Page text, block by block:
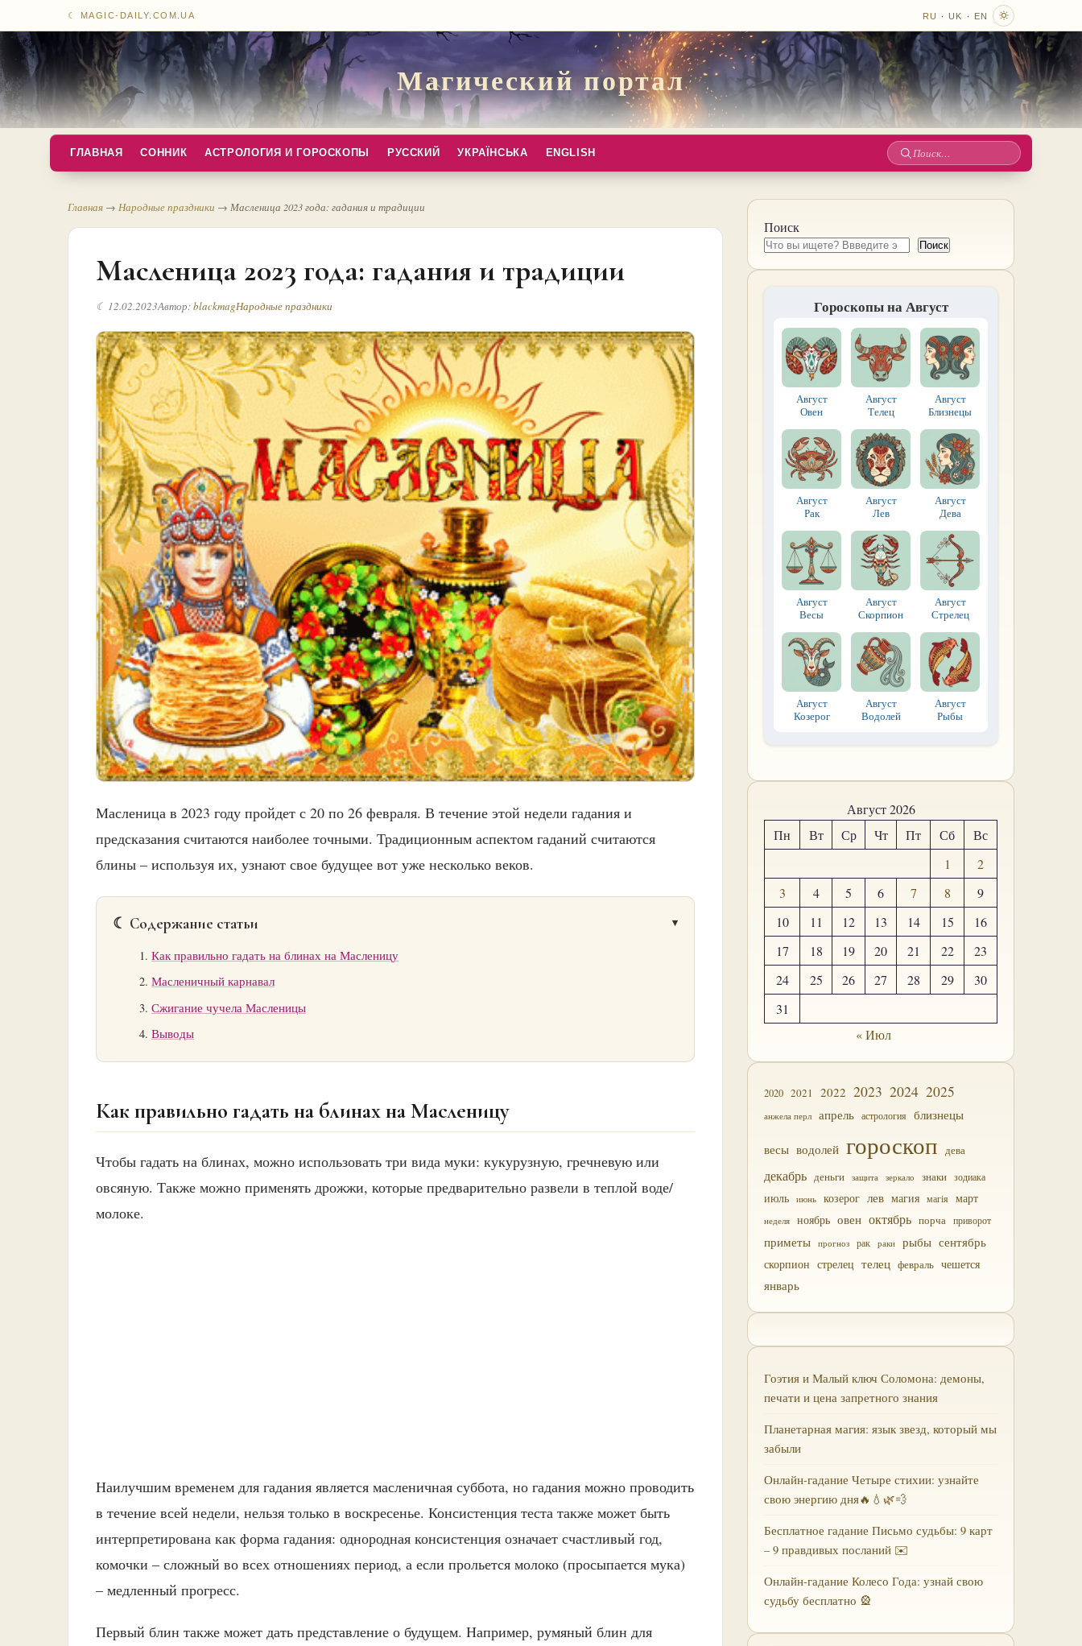
☾ MAGIC-DAILY.COM.UA RU · UK · EN
Магический портал
ГЛАВНАЯ СОННИК АСТРОЛОГИЯ И ГОРОСКОПЫ РУССКИЙ УКРАЇНСЬКА ENGLISH
Поиск
Главная → Народные праздники → Масленица 2023 года: гадания и традиции
Масленица 2023 года: гадания и традиции
☾ 12.02.2023Автор:blackmagНародные праздники
Масленица в 2023 году пройдет с 20 по 26 февраля. В течение этой недели гадания и
предсказания считаются наиболее точными. Традиционным аспектом гаданий считаются
блины – используя их, узнают свое будущее вот уже несколько веков.
☾ Содержание статьи
Как правильно гадать на блинах на Масленицу
Масленичный карнавал
Сжигание чучела Масленицы
Выводы
Как правильно гадать на блинах на Масленицу
Чтобы гадать на блинах, можно использовать три вида муки: кукурузную, гречневую или
овсяную. Также можно применять дрожжи, которые предварительно развели в теплой воде/
молоке.
Наилучшим временем для гадания является масленичная суббота, но гадания можно проводить
в течение всей недели, нельзя только в воскресенье. Консистенция теста также может быть
интерпретирована как форма гадания: однородная консистенция означает счастливый год,
комочки – сложный во всех отношениях период, а если прольется молоко (просыпается мука)
– медленный прогресс.
Первый блин также может дать представление о будущем. Например, румяный блин для
Поиск
Поиск
Гороскопы на Август
Август
Овен
Август
Телец
Август
Близнецы
Август
Рак
Август
Лев
Август
Дева
Август
Весы
Август
Скорпион
Август
Стрелец
Август
Козерог
Август
Водолей
Август
Рыбы
Август 2026
Пн
Вт Ср Чт Пт Сб
Вс
1
2
3
4 5 6 7 8
9
10
11 12 13 14 15
16
17
18 19 20 21 22
23
24
25 26 27 28 29
30
31
« Июл
2020 2021 2022 2023 2024 2025
анжела перл апрель астрология близнецы
весы водолей гороскоп дева
декабрь деньги защита зеркало знаки зодиака
июль июнь козерог лев магия магія март
неделя ноябрь овен октябрь порча приворот
приметы прогноз рак раки рыбы сентябрь
скорпион стрелец телец февраль чешется
январь
Гоэтия и Малый ключ Соломона: демоны,
печати и цена запретного знания
Планетарная магия: язык звезд, который мы
забыли
Онлайн-гадание Четыре стихии: узнайте
свою энергию дня🔥💧🌿💨
Бесплатное гадание Письмо судьбы: 9 карт
– 9 правдивых посланий ✉️
Онлайн-гадание Колесо Года: узнай свою
судьбу бесплатно 🎡